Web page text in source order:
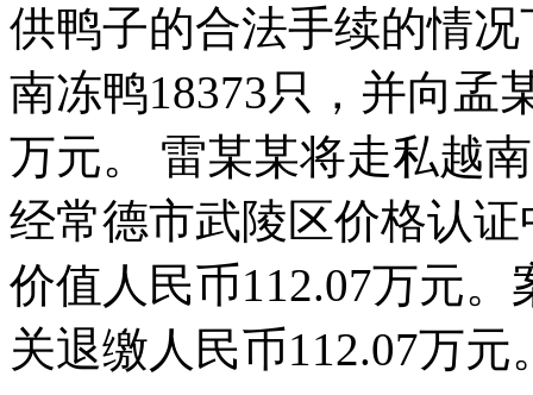
供鸭子的合法手续的情
南冻鸭18373只，并向孟
万元。 雷某某将走私越
经常德市武陵区价格认
价值人民币112.07万元
关退缴人民币112.07万元